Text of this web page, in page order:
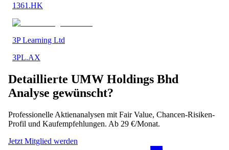
1361.HK
3P Learning Ltd
3PL.AX
Detaillierte UMW Holdings Bhd
Analyse gewünscht?
Professionelle Aktienanalysen mit Fair Value, Chancen-Risiken-
Profil und Kaufempfehlungen. Ab 29 €/Monat.
Jetzt Mitglied werden